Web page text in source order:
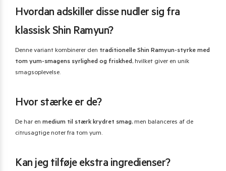
Hvordan adskiller disse nudler sig fra
klassisk Shin Ramyun?
Denne variant kombinerer den traditionelle Shin Ramyun-styrke med
tom yum-smagens syrlighed og friskhed, hvilket giver en unik
smagsoplevelse.
Hvor stærke er de?
De har en medium til stærk krydret smag, men balanceres af de
citrusagtige noter fra tom yum.
Kan jeg tilføje ekstra ingredienser?